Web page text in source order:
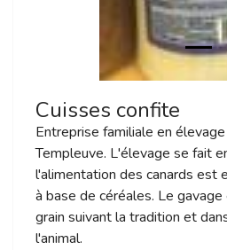
Cuisses confite
Entreprise familiale en
Templeuve. L'élevage se fait
l'alimentation des canards est
à base de céréales. Le
grain suivant la tradition et
l'animal.